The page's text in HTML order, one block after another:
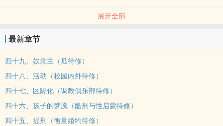
展开全部
最新章节
四十九、奴隶主（瓜待修）
四十八、活动（校园内外待修）
四十七、区隔化（调教俱乐部待修）
四十六、孩子的梦魇（酷刑与性启蒙待修）
四十五、提刑（衡量婚约待修）